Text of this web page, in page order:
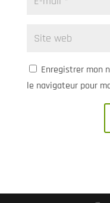
Enregistrer mon
le navigateur pour